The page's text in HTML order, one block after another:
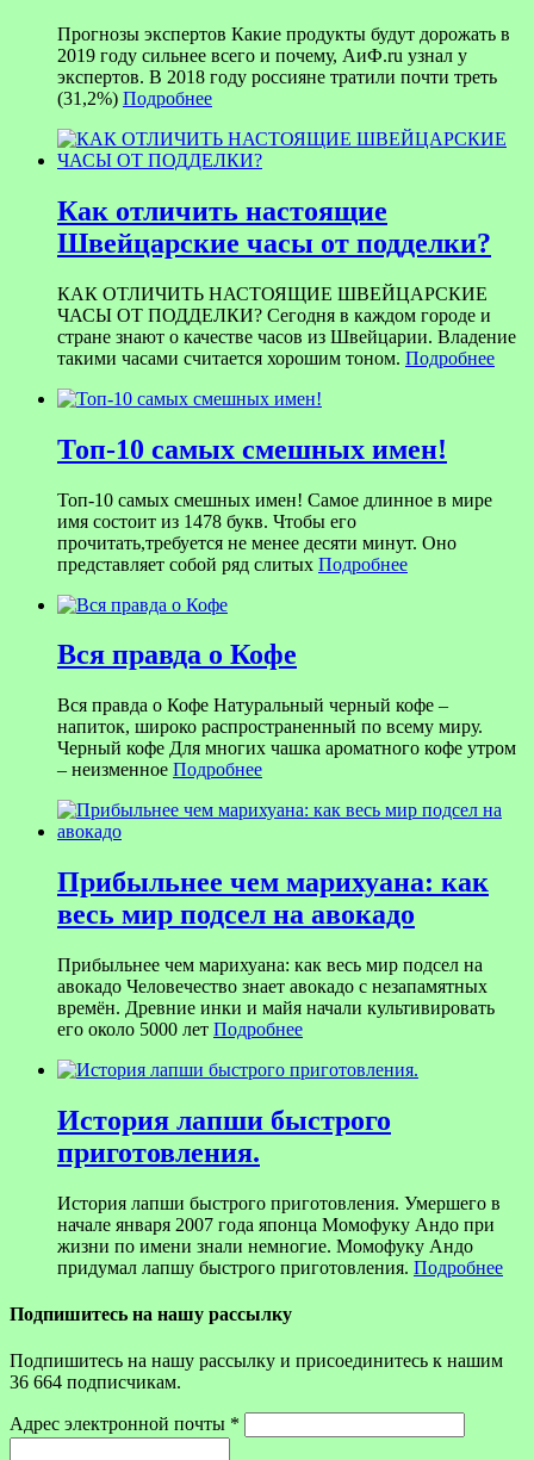
Прогнозы экспертов Какие продукты будут дорожать в
2019 году сильнее всего и почему, АиФ.ru узнал у
экспертов. В 2018 году россияне тратили почти треть
(31,2%) Подробнее
Как отличить настоящие
Швейцарские часы от подделки?
КАК ОТЛИЧИТЬ НАСТОЯЩИЕ ШВЕЙЦАРСКИЕ
ЧАСЫ ОТ ПОДДЕЛКИ? Сегодня в каждом городе и
стране знают о качестве часов из Швейцарии. Владение
такими часами считается хорошим тоном. Подробнее
Топ-10 самых смешных имен!
Топ-10 самых смешных имен! Самое длинное в мире
имя состоит из 1478 букв. Чтобы его
прочитать,требуется не менее десяти минут. Оно
представляет собой ряд слитых Подробнее
Вся правда о Кофе
Вся правда о Кофе Натуральный черный кофе –
напиток, широко распространенный по всему миру.
Черный кофе Для многих чашка ароматного кофе утром
– неизменное Подробнее
Прибыльнее чем марихуана: как
весь мир подсел на авокадо
Прибыльнее чем марихуана: как весь мир подсел на
авокадо Человечество знает авокадо с незапамятных
времён. Древние инки и майя начали культивировать
его около 5000 лет Подробнее
История лапши быстрого
приготовления.
История лапши быстрого приготовления. Умершего в
начале января 2007 года японца Момофуку Андо при
жизни по имени знали немногие. Момофуку Андо
придумал лапшу быстрого приготовления. Подробнее
Подпишитесь на нашу рассылку
Подпишитесь на нашу рассылку и присоединитесь к нашим
36 664 подписчикам.
Адрес электронной почты *